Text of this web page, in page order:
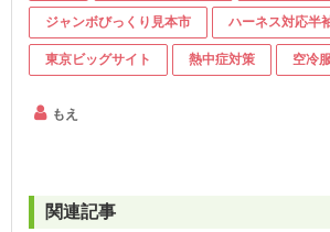
ジャンボびっくり見本市 ハーネス対応半
東京ビッグサイト 熱中症対策 空冷
もえ
関連記事